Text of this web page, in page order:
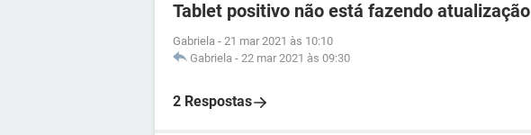
Tablet positivo não está fazendo atualização
Gabriela - 21 mar 2021 às 10:10
Gabriela - 22 mar 2021 às 09:30
2 Respostas